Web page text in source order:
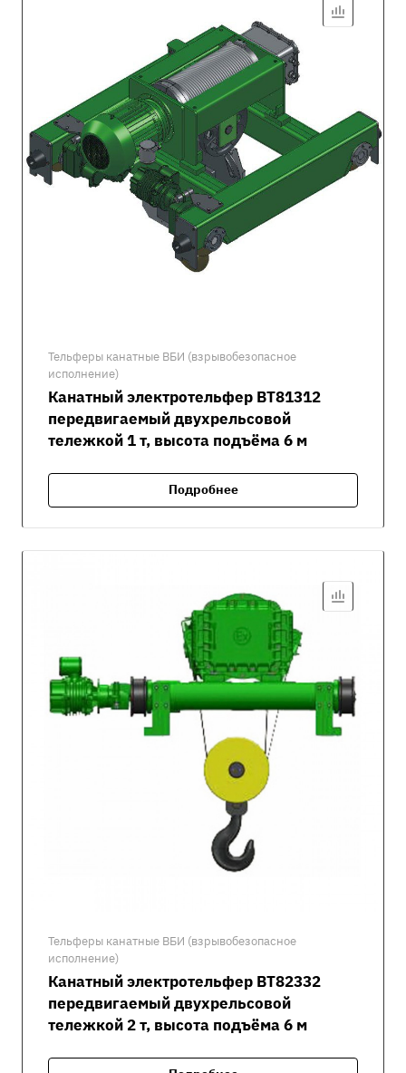
Тельферы канатные ВБИ (взрывобезопасное
исполнение)
Канатный электротельфер ВТ81312
передвигаемый двухрельсовой
тележкой 1 т, высота подъёма 6 м
Подробнее
Тельферы канатные ВБИ (взрывобезопасное
исполнение)
Канатный электротельфер ВТ82332
передвигаемый двухрельсовой
тележкой 2 т, высота подъёма 6 м